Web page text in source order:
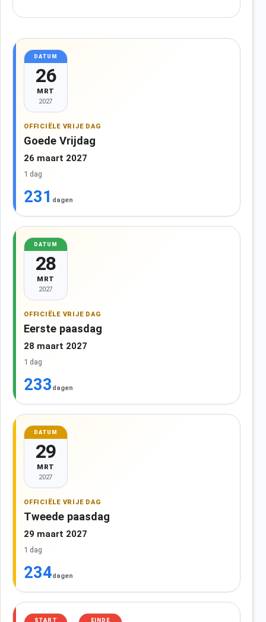
DATUM
26
MRT
2027
OFFICIËLE VRIJE DAG
Goede Vrijdag
26 maart 2027
1 dag
231 dagen
DATUM
28
MRT
2027
OFFICIËLE VRIJE DAG
Eerste paasdag
28 maart 2027
1 dag
233 dagen
DATUM
29
MRT
2027
OFFICIËLE VRIJE DAG
Tweede paasdag
29 maart 2027
1 dag
234dagen
START EINDE